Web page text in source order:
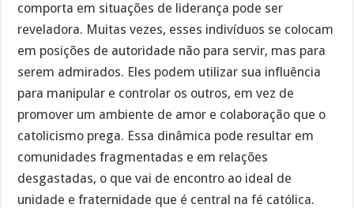
comporta em situações de liderança pode ser
reveladora. Muitas vezes, esses indivíduos se colocam
em posições de autoridade não para servir, mas para
serem admirados. Eles podem utilizar sua influência
para manipular e controlar os outros, em vez de
promover um ambiente de amor e colaboração que o
catolicismo prega. Essa dinâmica pode resultar em
comunidades fragmentadas e em relações
desgastadas, o que vai de encontro ao ideal de
unidade e fraternidade que é central na fé católica.